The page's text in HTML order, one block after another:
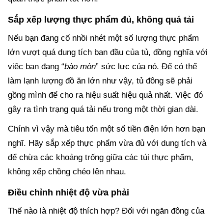
Sắp xếp lượng thực phẩm đủ, không quá tải
Nếu bạn đang cố nhồi nhét một số lượng thực phẩm
lớn vượt quá dung tích ban đầu của tủ, đồng nghĩa với
việc bạn đang “bào mòn” sức lực của nó. Để có thể
làm lạnh lượng đồ ăn lớn như vậy, tủ đông sẽ phải
gồng mình để cho ra hiệu suất hiệu quả nhất. Việc đó
gây ra tình trạng quá tải nếu trong một thời gian dài.
Chính vì vậy mà tiêu tốn một số tiền điện lớn hơn bạn
nghĩ. Hãy sắp xếp thực phẩm vừa đủ với dung tích và
để chừa các khoảng trống giữa các túi thực phẩm,
không xếp chồng chéo lên nhau.
Điều chỉnh nhiệt độ vừa phải
Thế nào là nhiệt độ thích hợp? Đối với ngăn đông của